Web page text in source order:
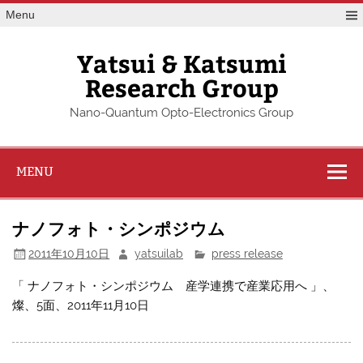
Skip
toMenu
Yatsui & Katsumi
Research Group
Nano-Quantum Opto-Electronics Group
MENU
ナノフォト・シンポジウム
2011年10月10日 yatsuilab press release
「 ナノフォト・シンポジウム 産学連携で産業応用へ 」、
燦、5面、2011年11月10日